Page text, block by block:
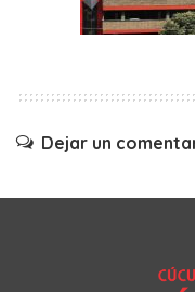
Dejar un